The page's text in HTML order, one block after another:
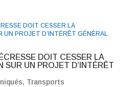
DOIT CESSER LA
SUR UN PROJET D’INTÉRÊT
, Transports